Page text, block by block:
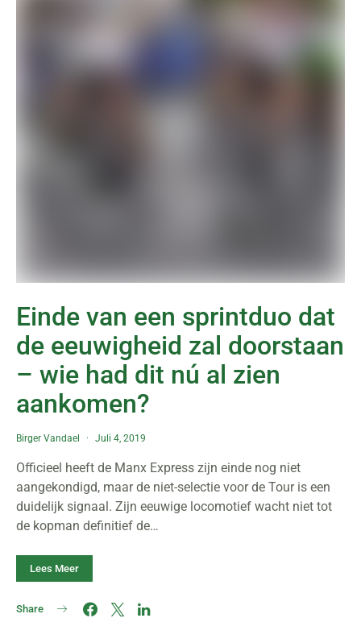
Einde van een sprintduo dat
de eeuwigheid zal doorstaan
– wie had dit nú al zien
aankomen?
Birger Vandael Juli 4, 2019
Officieel heeft de Manx Express zijn einde nog niet
aangekondigd, maar de niet-selectie voor de Tour is een
duidelijk signaal. Zijn eeuwige locomotief wacht niet tot
de kopman definitief de…
Lees Meer
Share